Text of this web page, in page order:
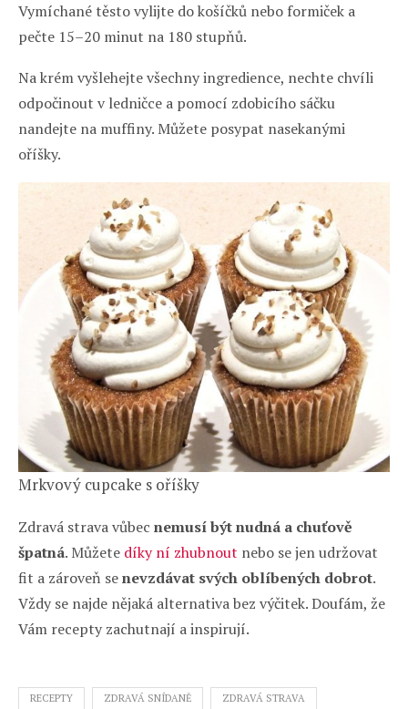
Vymíchané těsto vylijte do košíčků nebo formiček a
pečte 15–20 minut na 180 stupňů.
Na krém vyšlehejte všechny ingredience, nechte chvíli
odpočinout v ledničce a pomocí zdobicího sáčku
nandejte na muffiny. Můžete posypat nasekanými
oříšky.
Mrkvový cupcake s oříšky
Zdravá strava vůbec nemusí být nudná a chuťově
špatná. Můžete díky ní zhubnout nebo se jen udržovat
fit a zároveň senevzdávat svých oblíbených dobrot.
Vždy se najde nějaká alternativa bez výčitek. Doufám, že
Vám recepty zachutnají a inspirují.
RECEPTY ZDRAVÁ SNÍDANĚ ZDRAVÁ STRAVA